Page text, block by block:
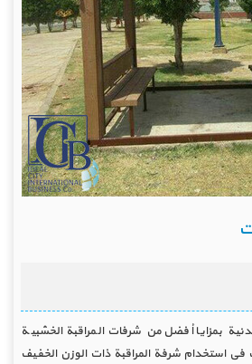
بمزايا أفضل من شرفات المراقبة الخشبية
في استخدام شرفة المراقبة ذات الوزن الخفيف